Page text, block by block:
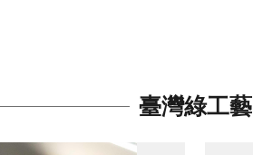
臺灣綠工藝